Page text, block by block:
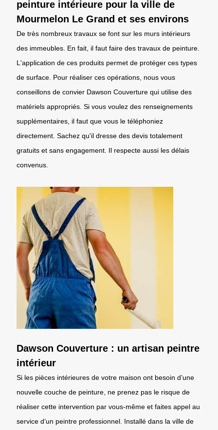
peinture intérieure pour la ville de
Mourmelon Le Grand et ses environs
De très nombreux travaux se font sur les murs intérieurs
des immeubles. En fait, il faut faire des travaux de peinture.
L'application de ces produits permet de protéger ces types
de surface. Pour réaliser ces opérations, nous vous
conseillons de convier Dawson Couverture qui utilise des
matériels appropriés. Si vous voulez des renseignements
supplémentaires, il faut que vous le téléphoniez
directement. Sachez qu'il dresse des devis totalement
gratuits et sans engagement. Il respecte aussi les délais
convenus.
Dawson Couverture : un artisan peintre
intérieur
Si les pièces intérieures de votre maison ont besoin d’une
nouvelle couche de peinture, ne prenez pas le risque de
réaliser cette intervention par vous-même et faites appel au
service d’un peintre professionnel. Installé dans la ville de